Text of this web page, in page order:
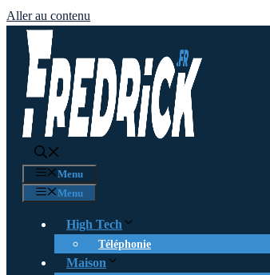
Aller au contenu
Menu
Menu
High Tech
Téléphonie
Maison